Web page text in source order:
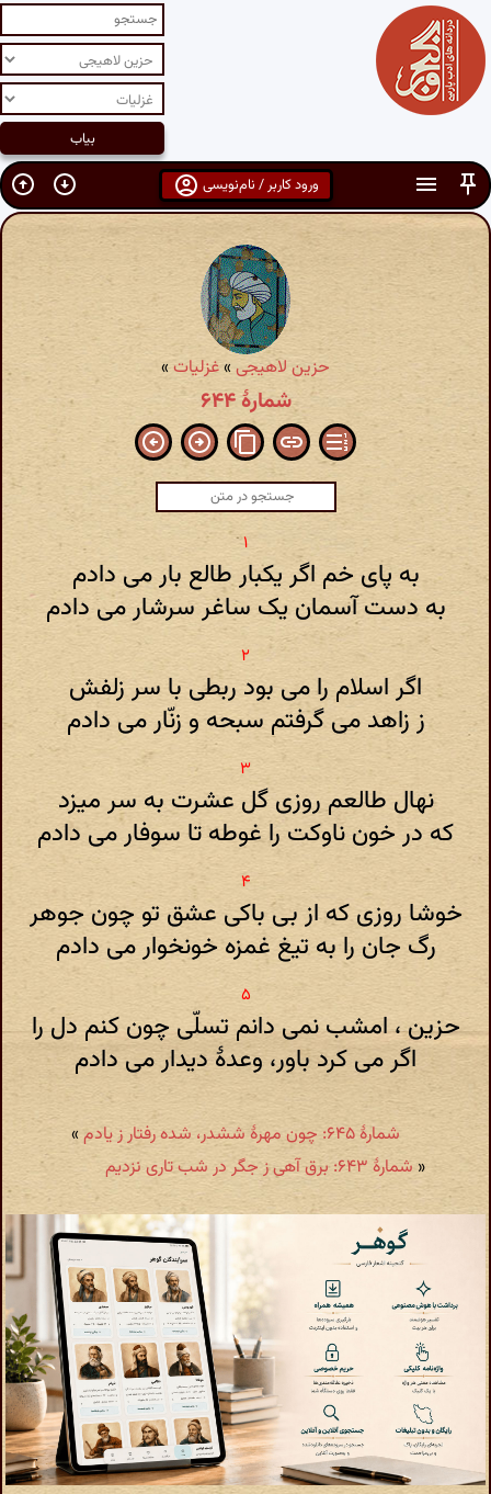
ورود کاربر / نام‌نویسی
حزین لاهیجی»غزلیات »
شمارهٔ ۶۴۴
به پای خم اگر یکبار طالع بار می دادم
به دست آسمان یک ساغر سرشار می دادم
اگر اسلام را می بود ربطی با سر زلفش
ز زاهد می گرفتم سبحه و زنّار می دادم
نهال طالعم روزی گل عشرت به سر میزد
که در خون ناوکت را غوطه تا سوفار می دادم
خوشا روزی که از بی باکی عشق تو چون جوهر
رگ جان را به تیغ غمزه خونخوار می دادم
حزین ، امشب نمی دانم تسلّی چون کنم دل را
اگر می کرد باور، وعدهٔ دیدار می دادم
شمارهٔ ۶۴۵: چون مهرهٔ ششدر، شده رفتار ز یادم
»
« شمارهٔ ۶۴۳: برق آهی ز جگر در شب تاری نزدیم